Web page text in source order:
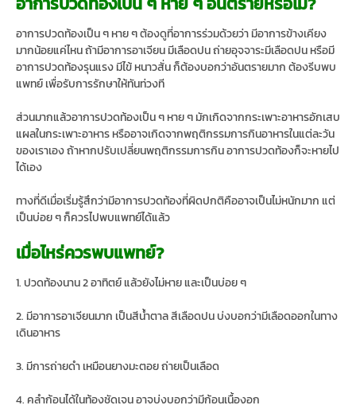
อาการปวดท้องเป็น ๆ หาย ๆ ต้องดูที่อาการร่วมด้วยว่า มีอาการข้างเคียง
มากน้อยแค่ไหน ถ้ามีอาการอาเจียน มีเลือดปน ถ่ายอุจจาระมีเลือดปน หรือมี
อาการปวดท้องรุนแรง มีไข้ หนาวสั่น ก็ต้องบอกว่าอันตรายมาก ต้องรีบพบ
แพทย์ เพื่อรับการรักษาให้ทันท่วงที
ส่วนมากแล้วอาการปวดท้องเป็น ๆ หาย ๆ มักเกิดจากกระเพาะอาหารอักเสบ
แผลในกระเพาะอาหาร หรืออาจเกิดจากพฤติกรรมการกินอาหารในแต่ละวัน
ของเราเอง ถ้าหากปรับเปลี่ยนพฤติกรรมการกิน อาการปวดท้องก็จะหายไป
ได้เอง
ทางที่ดีเมื่อเริ่มรู้สึกว่ามีอาการปวดท้องที่ผิดปกติคืออาจเป็นไม่หนักมาก แต่
เป็นบ่อย ๆ ก็ควรไปพบแพทย์ได้แล้ว
เมื่อไหร่ควรพบแพทย์?
1. ปวดท้องนาน 2 อาทิตย์ แล้วยังไม่หาย และเป็นบ่อย ๆ
2. มีอาการอาเจียนมาก เป็นสีน้ำตาล สีเลือดปน บ่งบอกว่ามีเลือดออกในทาง
เดินอาหาร
3. มีการถ่ายดำ เหมือนยางมะตอย ถ่ายเป็นเลือด
4. คลำก้อนได้ในท้องชัดเจน อาจบ่งบอกว่ามีก้อนเนื้องอก